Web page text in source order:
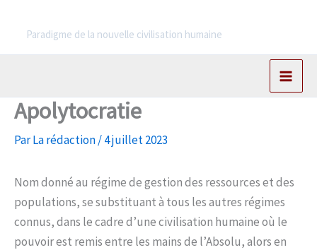
Paradigme de la nouvelle civilisation humaine
Apolytocratie
ParLa rédaction/4 juillet 2023
Nom donné au régime de gestion des ressources et des
populations, se substituant à tous les autres régimes
connus, dans le cadre d’une civilisation humaine où le
pouvoir est remis entre les mains de l’Absolu, alors en